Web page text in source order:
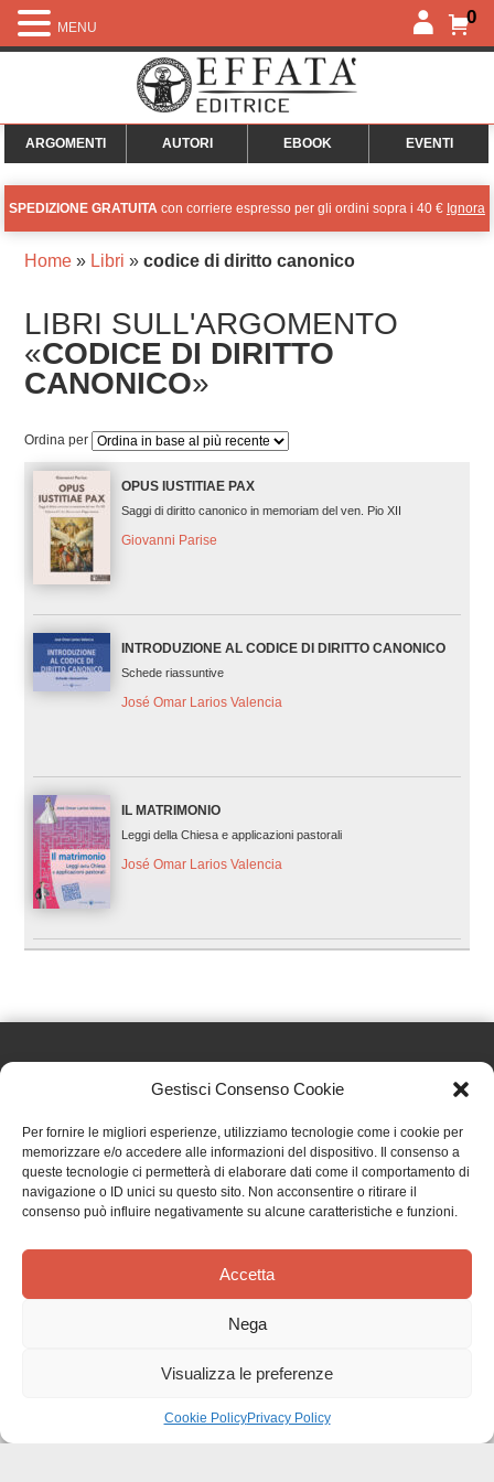
Gestisci Consenso Cookie
Per fornire le migliori esperienze, utilizziamo tecnologie come i cookie per
memorizzare e/o accedere alle informazioni del dispositivo. Il consenso a
queste tecnologie ci permetterà di elaborare dati come il comportamento di
navigazione o ID unici su questo sito. Non acconsentire o ritirare il
consenso può influire negativamente su alcune caratteristiche e funzioni.
Accetta
Nega
Visualizza le preferenze
Cookie PolicyPrivacy Policy
0
ARGOMENTI AUTORI EBOOK EVENTI
SPEDIZIONE GRATUITA con corriere espresso per gli ordini sopra i 40 € Ignora
Home» Libri » codice di diritto canonico
LIBRI SULL'ARGOMENTO
«CODICE DI DIRITTO
CANONICO»
Ordina per
OPUS IUSTITIAE PAX
Saggi di diritto canonico in memoriam del ven. Pio XII
Giovanni Parise
INTRODUZIONE AL CODICE DI DIRITTO CANONICO
Schede riassuntive
José Omar Larios Valencia
IL MATRIMONIO
Leggi della Chiesa e applicazioni pastorali
José Omar Larios Valencia
Effatà Editrice di Pellegrino Paolo SAS
C.F. e P.IVA 09655250018
Via Tre Denti, 1 - 10060 Cantalupa (TO)
Telefono: (+39) 0121 353452 - Fax: (+39) 0121 353839
MENU